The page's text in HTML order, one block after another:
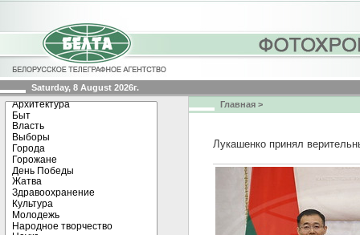
Saturday, 8 August 2026г.
Главная >
Лукашенко принял